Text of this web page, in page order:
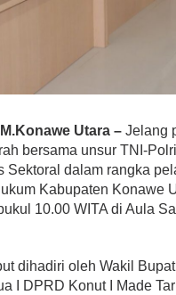
Utara – Jelang
bersama unsur TNI-
Sektoral dalam rangka
Kabupaten Konawe
10.00 WITA di Aula
dihadiri oleh Wakil
I DPRD Konut I Made